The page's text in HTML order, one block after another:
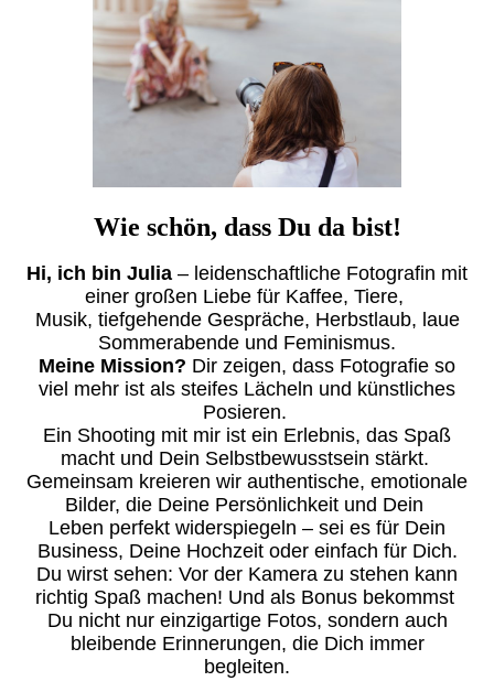
Wie schön, dass Du da bist!
Hi, ich bin Julia – leidenschaftliche Fotografin mit
einer großen Liebe für Kaffee, Tiere,
Musik, tiefgehende Gespräche, Herbstlaub, laue
Sommerabende und Feminismus.
Meine Mission? Dir zeigen, dass Fotografie so
viel mehr ist als steifes Lächeln und künstliches
Posieren.
Ein Shooting mit mir ist ein Erlebnis, das Spaß
macht und Dein Selbstbewusstsein stärkt.
Gemeinsam kreieren wir authentische, emotionale
Bilder, die Deine Persönlichkeit und Dein
Leben perfekt widerspiegeln – sei es für Dein
Business, Deine Hochzeit oder einfach für Dich.
Du wirst sehen: Vor der Kamera zu stehen kann
richtig Spaß machen! Und als Bonus bekommst
Du nicht nur einzigartige Fotos, sondern auch
bleibende Erinnerungen, die Dich immer
begleiten.